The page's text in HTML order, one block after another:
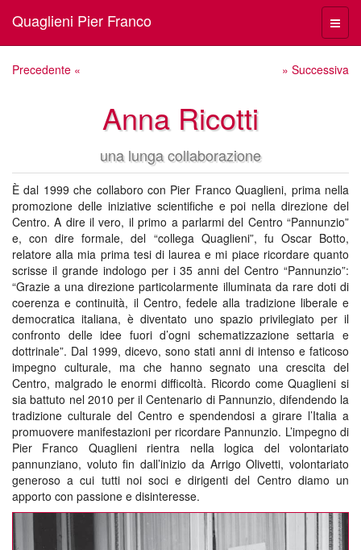
Menù
Quaglieni Pier Franco
Precedente « » Successiva
Anna Ricotti
una lunga collaborazione
È dal 1999 che collaboro con Pier Franco Quaglieni, prima nella
promozione delle iniziative scientifiche e poi nella direzione del
Centro. A dire il vero, il primo a parlarmi del Centro “Pannunzio”
e, con dire formale, del “collega Quaglieni”, fu Oscar Botto,
relatore alla mia prima tesi di laurea e mi piace ricordare quanto
scrisse il grande indologo per i 35 anni del Centro “Pannunzio”:
“Grazie a una direzione particolarmente illuminata da rare doti di
coerenza e continuità, il Centro, fedele alla tradizione liberale e
democratica italiana, è diventato uno spazio privilegiato per il
confronto delle idee fuori d’ogni schematizzazione settaria e
dottrinale”. Dal 1999, dicevo, sono stati anni di intenso e faticoso
impegno culturale, ma che hanno segnato una crescita del
Centro, malgrado le enormi difficoltà. Ricordo come Quaglieni si
sia battuto nel 2010 per il Centenario di Pannunzio, difendendo la
tradizione culturale del Centro e spendendosi a girare l’Italia a
promuovere manifestazioni per ricordare Pannunzio. L’impegno di
Pier Franco Quaglieni rientra nella logica del volontariato
pannunziano, voluto fin dall’inizio da Arrigo Olivetti, volontariato
generoso a cui tutti noi soci e dirigenti del Centro diamo un
apporto con passione e disinteresse.